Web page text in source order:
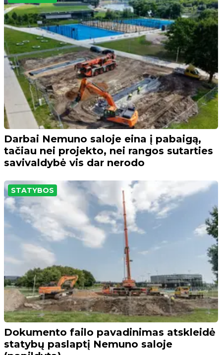
Darbai Nemuno saloje eina į pabaigą,
tačiau nei projekto, nei rangos sutarties
savivaldybė vis dar nerodo
STATYBOS
Dokumento failo pavadinimas atskleidė
statybų paslaptį Nemuno saloje